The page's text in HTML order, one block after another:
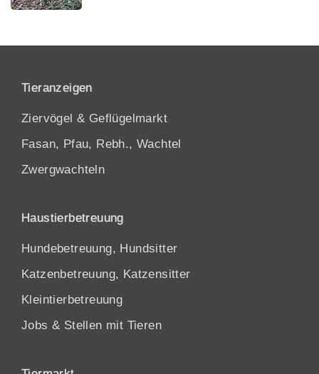
Tieranzeigen
Ziervögel & Geflügelmarkt
Fasan, Pfau, Rebh., Wachtel
Zwergwachteln
Haustierbetreuung
Hundebetreuung, Hundsitter
Katzenbetreuung, Katzensitter
Kleintierbetreuung
Jobs & Stellen mit Tieren